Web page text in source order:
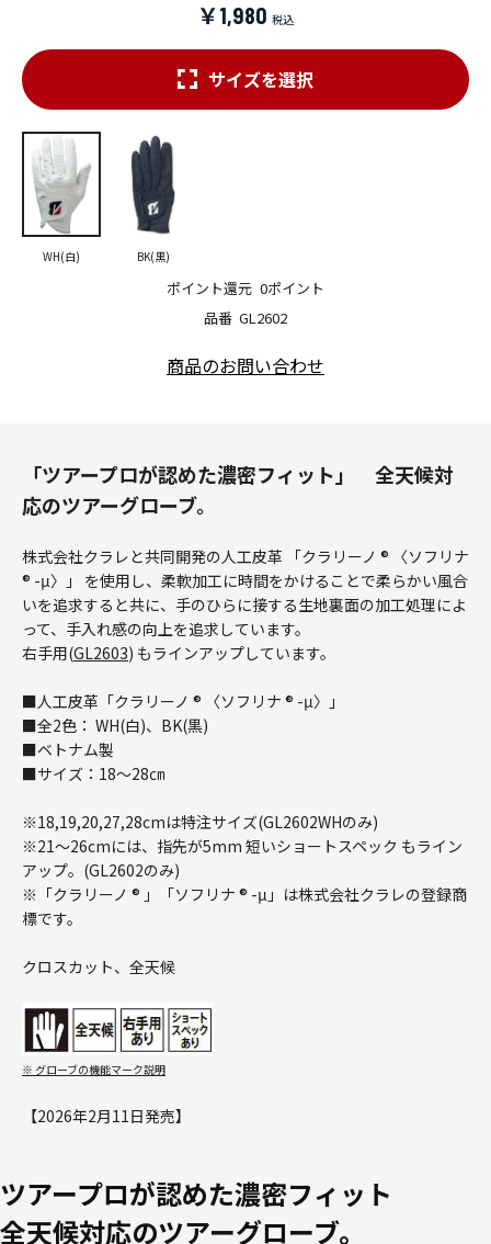
￥1,980
品番 GL2602
ポイント還元 0ポイント
サイズを選択
WH(白) BK(黒)
商品のお問い合わせ
「ツアープロが認めた濃密フィット」 全天候対
応のツアーグローブ。
株式会社クラレと共同開発の人工皮革 「クラリーノ ® 〈ソフリナ
® -μ〉」 を使用し、柔軟加工に時間をかけることで柔らかい風合
いを追求すると共に、手のひらに接する生地裏面の加工処理によ
って、手入れ感の向上を追求しています。
右手用(GL2603) もラインアップしています。
■人工皮革「クラリーノ ® 〈ソフリナ ® -μ〉」
■全2色： WH(白)、BK(黒)
■ベトナム製
■サイズ：18～28㎝
※18,19,20,27,28cmは特注サイズ(GL2602WHのみ)
※21～26cmには、指先が5mm 短いショートスペック もライン
アップ。(GL2602のみ)
※「クラリーノ ® 」「ソフリナ ® -μ」は株式会社クラレの登録商
標です。
クロスカット、全天候
※ グローブの機能マーク説明
【2026年2月11日発売】
ツアープロが認めた濃密フィット
全天候対応のツアーグローブ。